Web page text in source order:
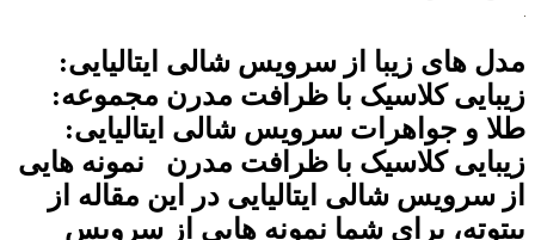
های زیبا از سرویس شالی ایتالیایی:
کلاسیک با ظرافت مدرن مجموعه:
و جواهرات سرویس شالی ایتالیایی:
کلاسیک با ظرافت مدرن نمونه هایی
سرویس شالی ایتالیایی در این مقاله از
برای شما نمونه هایی از سرویس